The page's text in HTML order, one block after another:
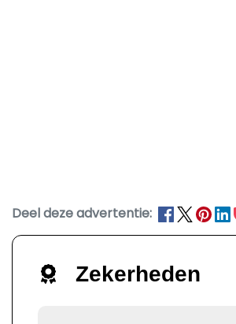
Deel deze advertentie:
Zekerheden